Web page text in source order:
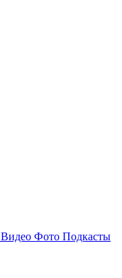
Видео Фото Подкасты